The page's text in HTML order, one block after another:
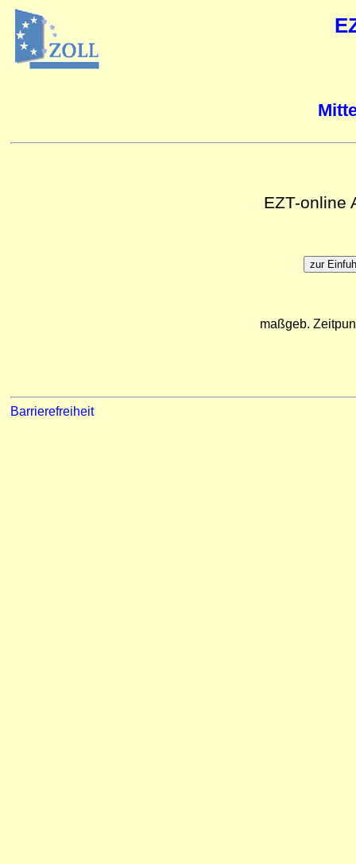
EZT-online
maßgeb.
Barrierefreiheit